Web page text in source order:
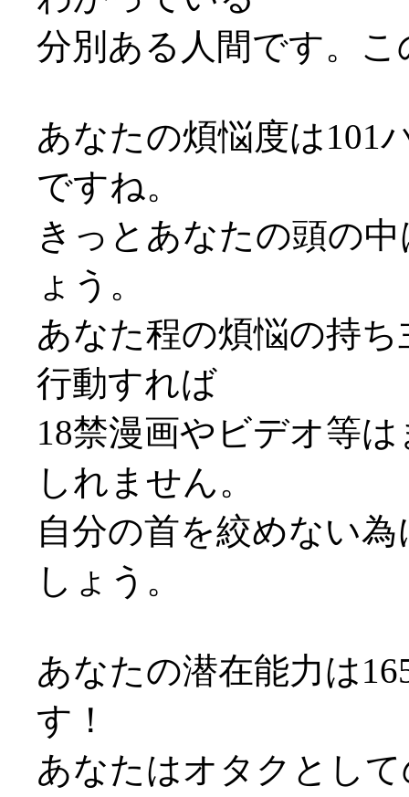
分別ある人間です。
あなたの煩悩度は101
ですね。
きっとあなたの頭の
ょう。
あなた程の煩悩の持
行動すれば
18禁漫画やビデオ等
しれません。
自分の首を絞めない
しょう。
あなたの潜在能力は
す！
あなたはオタクとし